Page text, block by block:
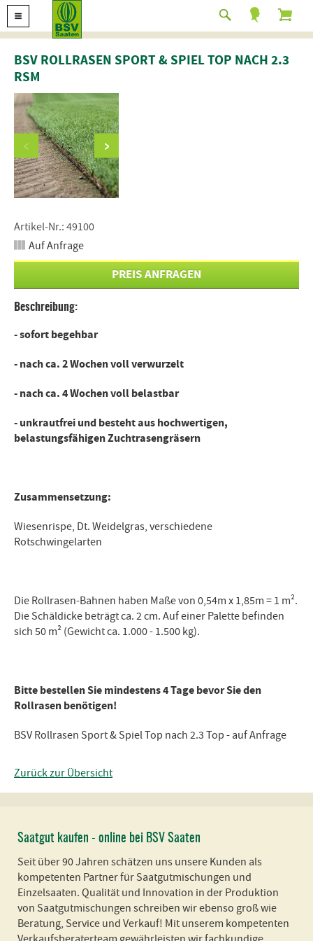
BSV ROLLRASEN SPORT & SPIEL TOP NACH 2.3
RSM
Artikel-Nr.: 49100
Auf Anfrage
PREIS ANFRAGEN
Beschreibung:
- sofort begehbar
- nach ca. 2 Wochen voll verwurzelt
- nach ca. 4 Wochen voll belastbar
- unkrautfrei und besteht aus hochwertigen,
belastungsfähigen Zuchtrasengräsern
Zusammensetzung:
Wiesenrispe, Dt. Weidelgras, verschiedene
Rotschwingelarten
Die Rollrasen-Bahnen haben Maße von 0,54m x 1,85m = 1 m².
Die Schäldicke beträgt ca. 2 cm. Auf einer Palette befinden
sich 50 m² (Gewicht ca. 1.000 - 1.500 kg).
Bitte bestellen Sie mindestens 4 Tage bevor Sie den
Rollrasen benötigen!
BSV Rollrasen Sport & Spiel Top nach 2.3 Top - auf Anfrage
Zurück zur Übersicht
Saatgut kaufen - online bei BSV Saaten
Seit über 90 Jahren schätzen uns unsere Kunden als
kompetenten Partner für Saatgutmischungen und
Einzelsaaten. Qualität und Innovation in der Produktion
von Saatgutmischungen schreiben wir ebenso groß wie
Beratung, Service und Verkauf! Mit unserem kompetenten